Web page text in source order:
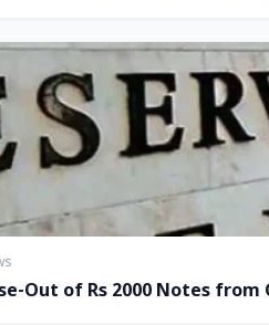
Out of Rs 2000 Notes